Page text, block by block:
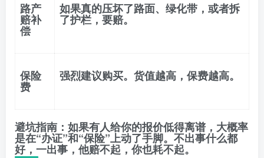
路产
赔补
偿
如果真的压坏了路面、绿化带，或者拆
了护栏，要赔。
保险
费
强烈建议购买。货值越高，保费越高。
避坑指南 ：如果有人给你的报价低得离谱，大概率
是在“办证”和“保险”上动了手脚。 不出事什么都
好，一出事，他赔不起，你也耗不起。